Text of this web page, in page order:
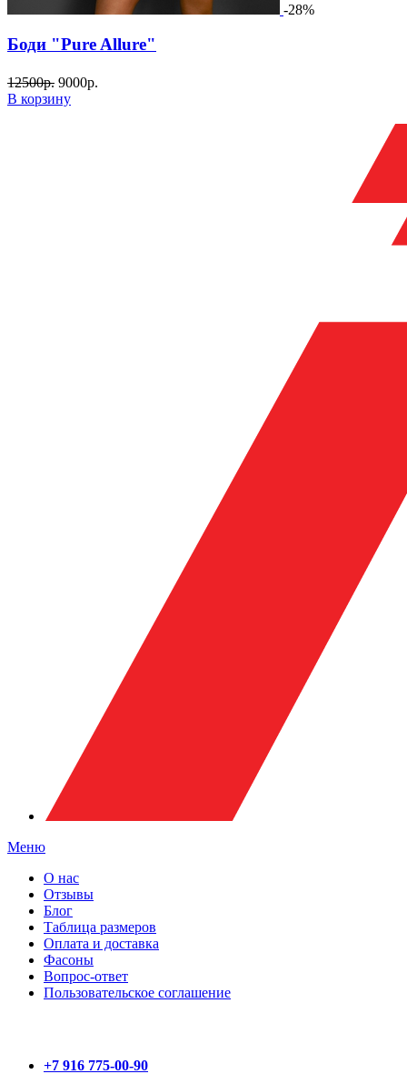
-28%
Боди "Pure Allure"
12500р. 9000р.
В корзину
Меню
О нас
Отзывы
Блог
Таблица размеров
Оплата и доставка
Фасоны
Вопрос-ответ
Пользовательское соглашение
+7 916 775-00-90